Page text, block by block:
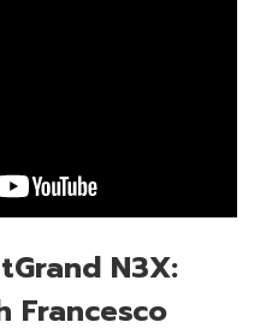
N3X:
Francesco